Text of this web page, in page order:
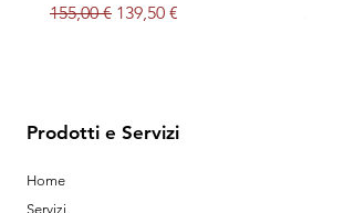
Prezzo regolare
155,00 € Prezzo scontato
139,50 €
Prodotti e Servizi
Home
Servizi